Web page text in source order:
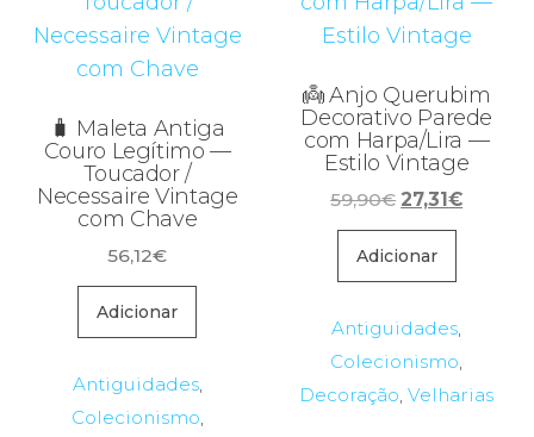
🧳 Maleta Antiga
Couro Legítimo —
Toucador /
Necessaire Vintage
com Chave
56,12€
Adicionar
Antiguidades,
Colecionismo,
👼 Anjo Querubim
Decorativo Parede
com Harpa/Lira —
Estilo Vintage
59,90€ O
preço
original
era:
27,31€O
Adicionar
Antiguidades,
Colecionismo,
Decoração,Velharias